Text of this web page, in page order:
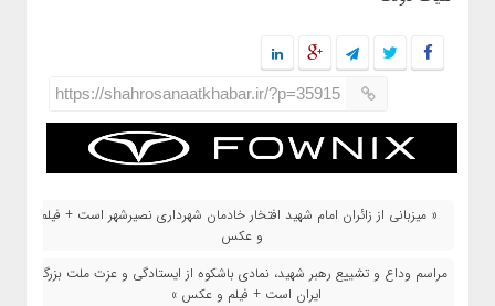
https://shahrosanaatkhabar.ir/?p=35915
« میزبانی از زائران امام شهید افتخار خادمان شهرداری نصیرشهر است + فیلم
و عکس
مراسم وداع و تشییع رهبر شهید، نمادی باشکوه از ایستادگی و عزت ملت بزرگ
ایران است + فیلم و عکس »